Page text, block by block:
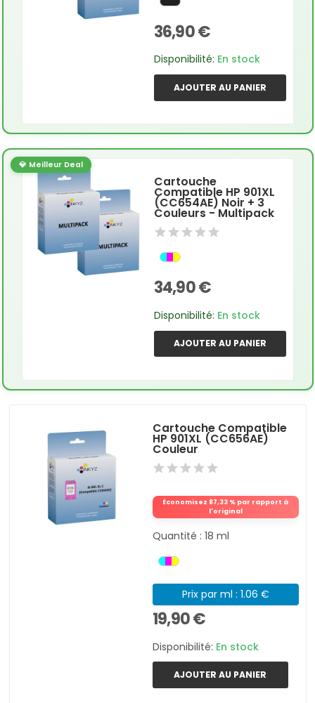
36,90 €
Disponibilité: En stock
AJOUTER AU PANIER
💎 Meilleur Deal
Cartouche
Compatible HP 901XL
(CC654AE) Noir + 3
Couleurs - Multipack
34,90 €
Disponibilité: En stock
AJOUTER AU PANIER
Cartouche Compatible
HP 901XL (CC656AE)
Couleur
Économisez 87,33 % par rapport à
l'original
Quantité : 18 ml
Prix par ml : 1.06 €
19,90 €
Disponibilité: En stock
AJOUTER AU PANIER